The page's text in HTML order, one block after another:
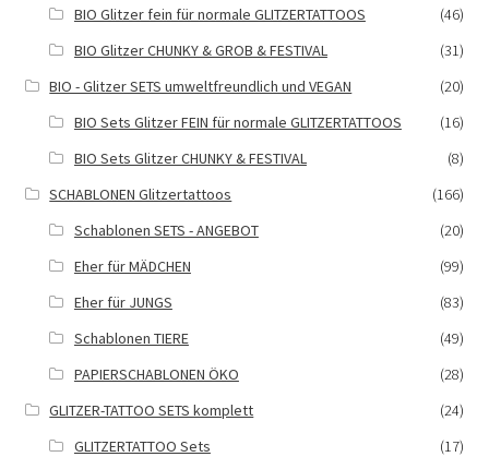
BIO Glitzer fein für normale GLITZERTATTOOS
(46)
BIO Glitzer CHUNKY & GROB & FESTIVAL
(31)
BIO - Glitzer SETS umweltfreundlich und VEGAN
(20)
BIO Sets Glitzer FEIN für normale GLITZERTATTOOS
(16)
BIO Sets Glitzer CHUNKY & FESTIVAL
(8)
SCHABLONEN Glitzertattoos
(166)
Schablonen SETS - ANGEBOT
(20)
Eher für MÄDCHEN
(99)
Eher für JUNGS
(83)
Schablonen TIERE
(49)
PAPIERSCHABLONEN ÖKO
(28)
GLITZER-TATTOO SETS komplett
(24)
GLITZERTATTOO Sets
(17)